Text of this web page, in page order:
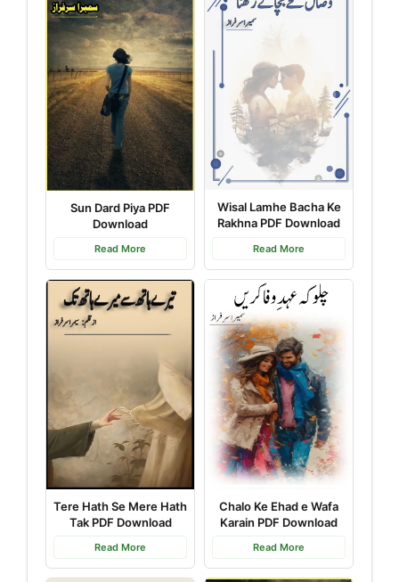
Sun Dard Piya PDF
Download
Read More
Wisal Lamhe Bacha Ke
Rakhna PDF Download
Read More
Tere Hath Se Mere Hath
Tak PDF Download
Read More
Chalo Ke Ehad e Wafa
Karain PDF Download
Read More